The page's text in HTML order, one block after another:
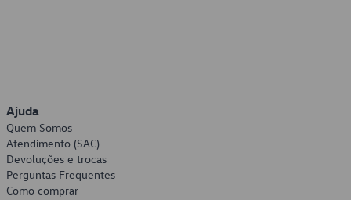
Ajuda
Quem Somos
Atendimento (SAC)
Devoluções e trocas
Perguntas Frequentes
Como comprar